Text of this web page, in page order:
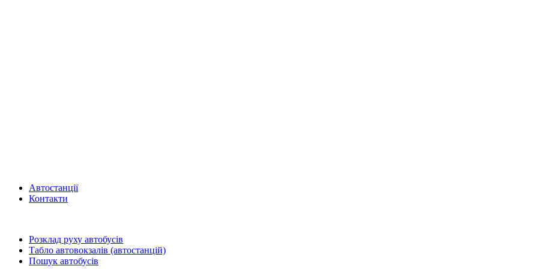
Автостанції
Контакти
Розклад руху автобусів
Табло автовокзалів (автостанцій)
Пошук автобусів